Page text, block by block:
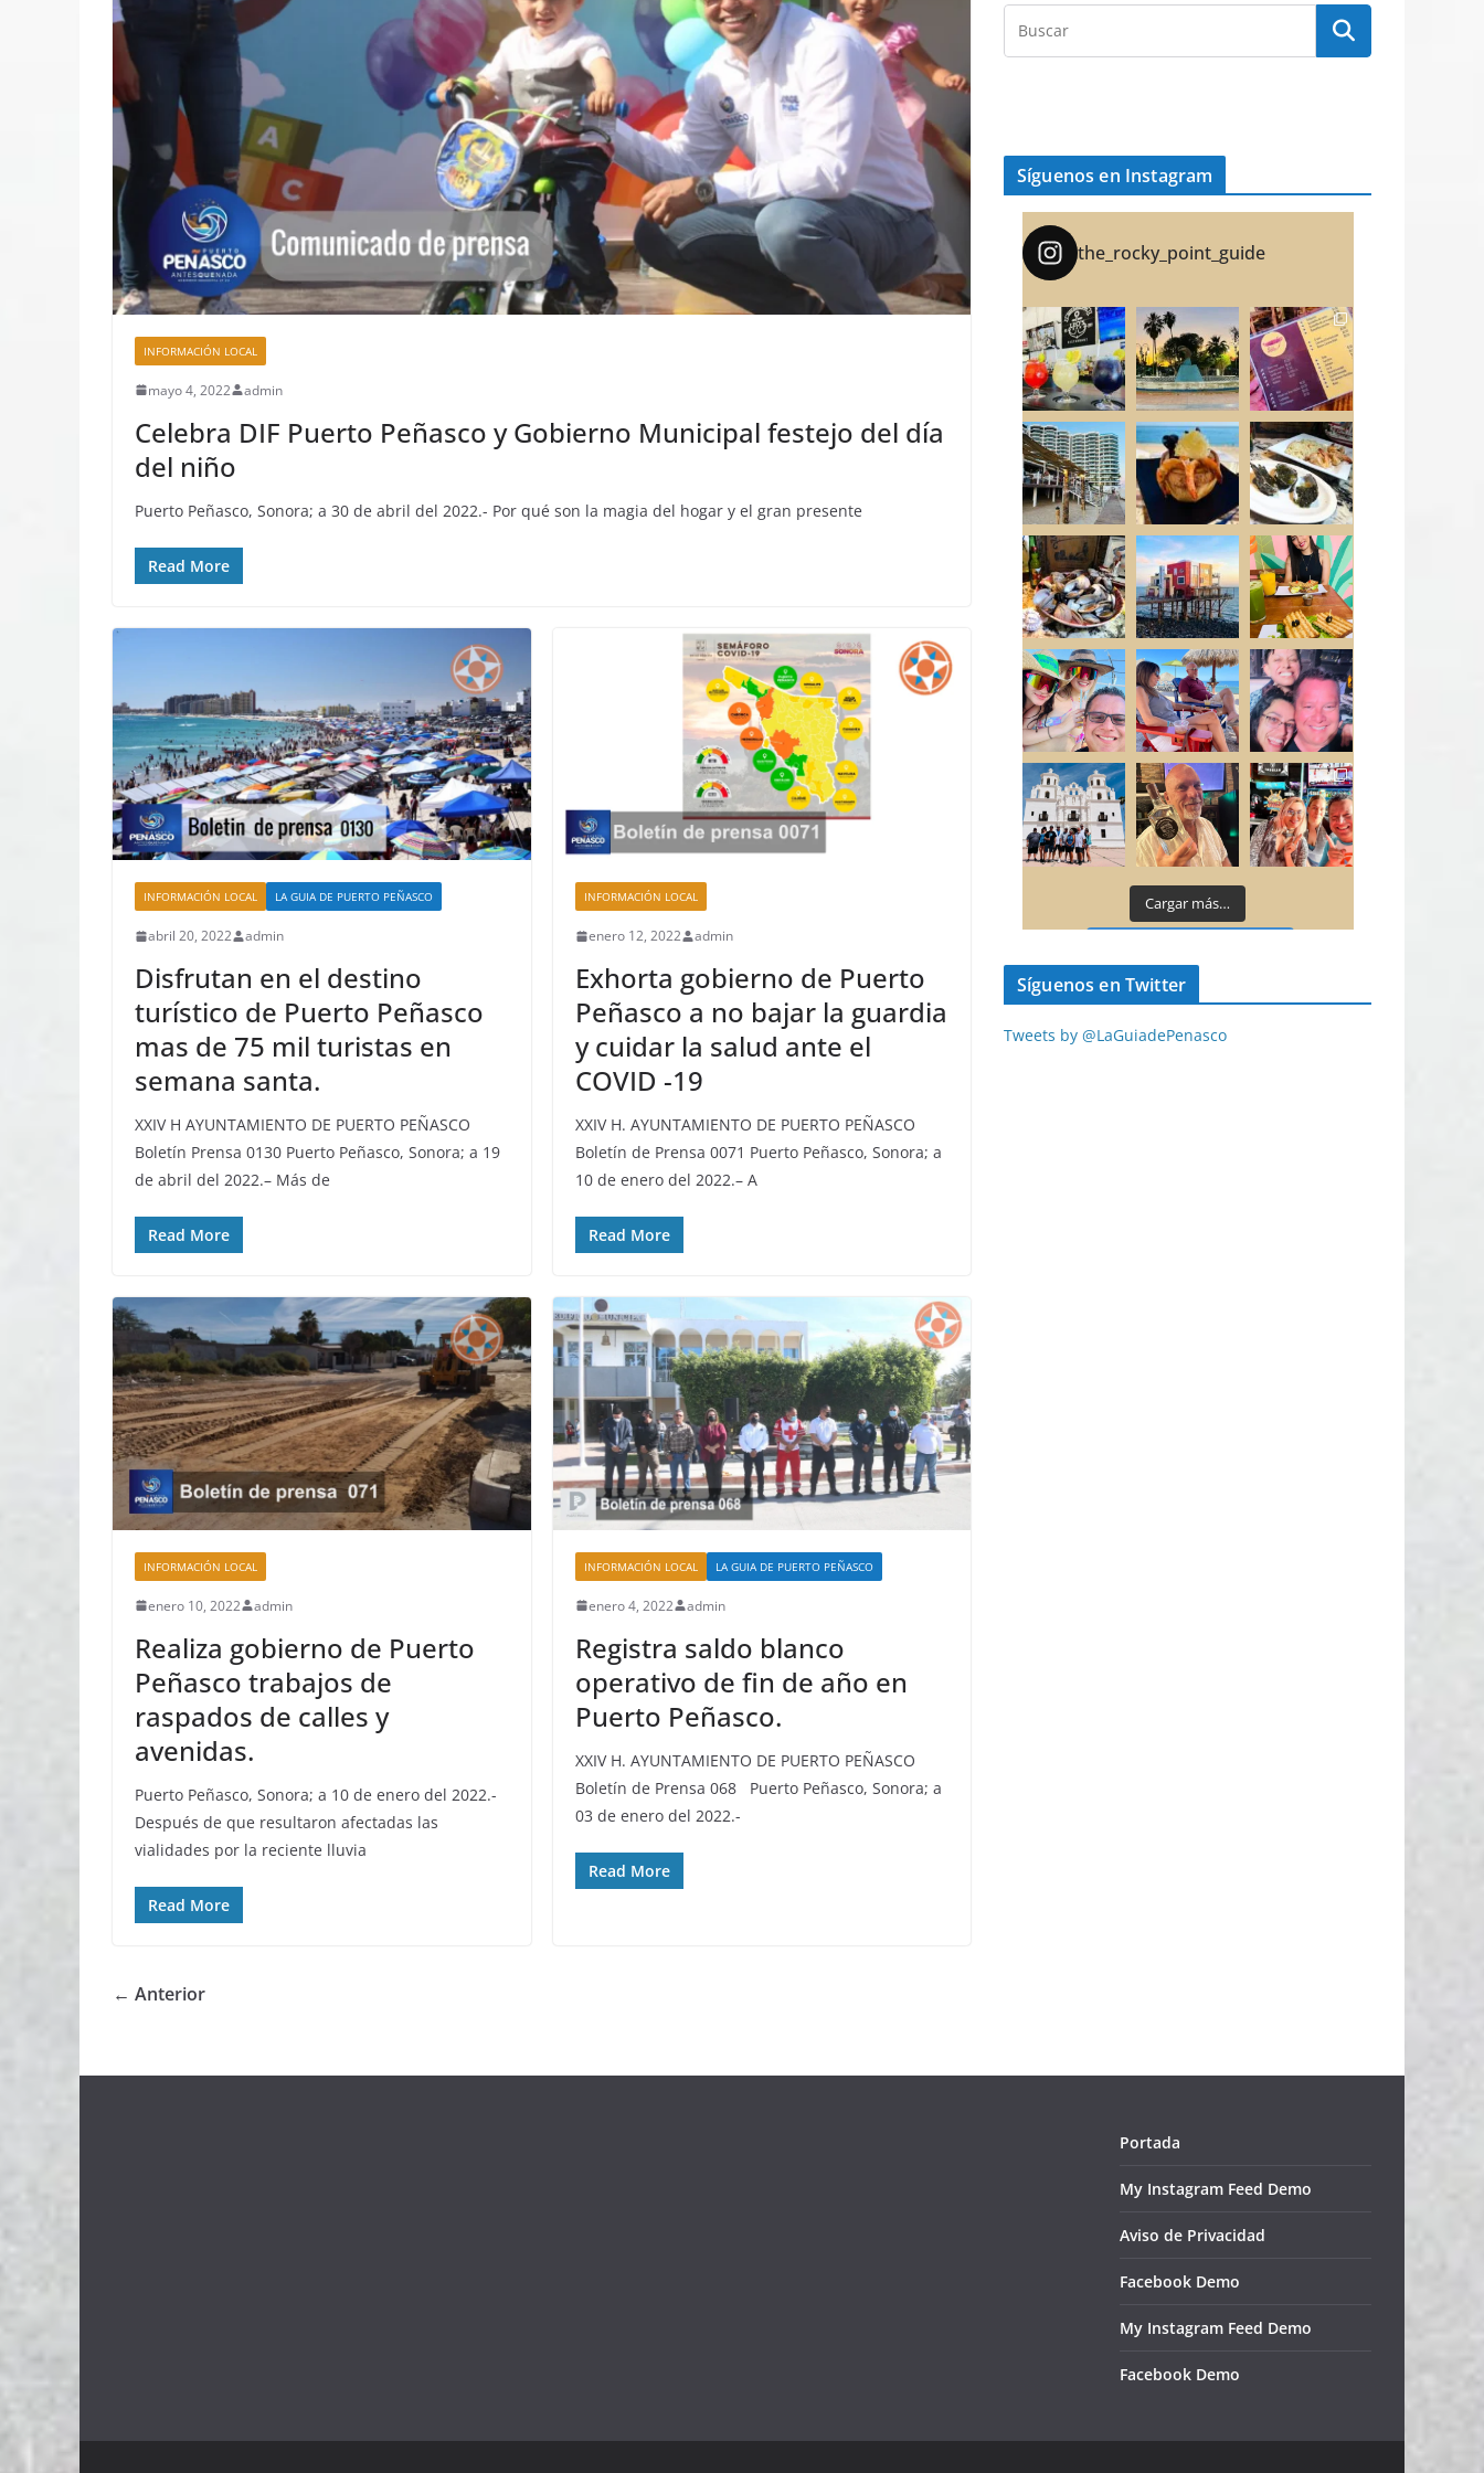
INFORMACIÓN LOCAL
mayo 4, 2022 admin
Celebra DIF Puerto Peñasco y Gobierno Municipal festejo del día
del niño
Puerto Peñasco, Sonora; a 30 de abril del 2022.- Por qué son la magia del hogar y el gran presente
Read More
INFORMACIÓN LOCAL LA GUIA DE PUERTO PEÑASCO
abril 20, 2022 admin
Disfrutan en el destino
turístico de Puerto Peñasco
mas de 75 mil turistas en
semana santa.
XXIV H AYUNTAMIENTO DE PUERTO PEÑASCO
Boletín Prensa 0130 Puerto Peñasco, Sonora; a 19
de abril del 2022.– Más de
Read More
INFORMACIÓN LOCAL
enero 12, 2022 admin
Exhorta gobierno de Puerto
Peñasco a no bajar la guardia
y cuidar la salud ante el
COVID -19
XXIV H. AYUNTAMIENTO DE PUERTO PEÑASCO
Boletín de Prensa 0071 Puerto Peñasco, Sonora; a
10 de enero del 2022.– A
Read More
INFORMACIÓN LOCAL
enero 10, 2022 admin
Realiza gobierno de Puerto
Peñasco trabajos de
raspados de calles y
avenidas.
Puerto Peñasco, Sonora; a 10 de enero del 2022.-
Después de que resultaron afectadas las
vialidades por la reciente lluvia
Read More
INFORMACIÓN LOCAL LA GUIA DE PUERTO PEÑASCO
enero 4, 2022 admin
Registra saldo blanco
operativo de fin de año en
Puerto Peñasco.
XXIV H. AYUNTAMIENTO DE PUERTO PEÑASCO
Boletín de Prensa 068 Puerto Peñasco, Sonora; a
03 de enero del 2022.-
Read More
← Anterior
Síguenos en Instagram
the_rocky_point_guide
Cargar más…
Síguenos en Twitter
Tweets by @LaGuiadePenasco
Portada
My Instagram Feed Demo
Aviso de Privacidad
Facebook Demo
My Instagram Feed Demo
Facebook Demo